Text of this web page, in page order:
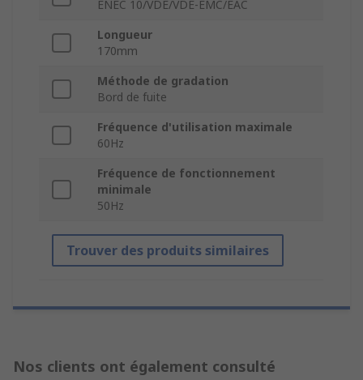
ENEC 10/VDE/VDE-EMC/EAC
Longueur
170mm
Méthode de gradation
Bord de fuite
Fréquence d'utilisation maximale
60Hz
Fréquence de fonctionnement
minimale
50Hz
Trouver des produits similaires
Nos clients ont également consulté